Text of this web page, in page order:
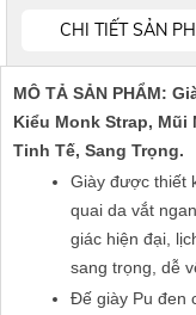
CHI TIẾT SẢN
MÔ TẢ SẢN PHẨM:
Kiểu Monk Strap, Mũi
Tinh Tế, Sang Trọng.
Giày được thiết
quai da vắt
giác hiện đại,
sang trọng, dễ
Đế giày Pu đen